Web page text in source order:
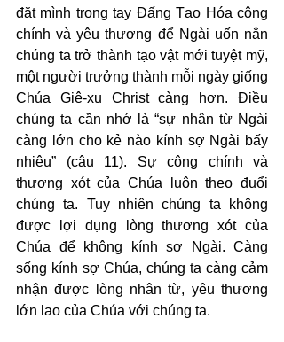
đặt mình trong tay Đấng Tạo Hóa công
chính và yêu thương để Ngài uốn nắn
chúng ta trở thành tạo vật mới tuyệt mỹ,
một người trưởng thành mỗi ngày giống
Chúa Giê-xu Christ càng hơn. Điều
chúng ta cần nhớ là “sự nhân từ Ngài
càng lớn cho kẻ nào kính sợ Ngài bấy
nhiêu” (câu 11). Sự công chính và
thương xót của Chúa luôn theo đuổi
chúng ta. Tuy nhiên chúng ta không
được lợi dụng lòng thương xót của
Chúa để không kính sợ Ngài. Càng
sống kính sợ Chúa, chúng ta càng cảm
nhận được lòng nhân từ, yêu thương
lớn lao của Chúa với chúng ta.